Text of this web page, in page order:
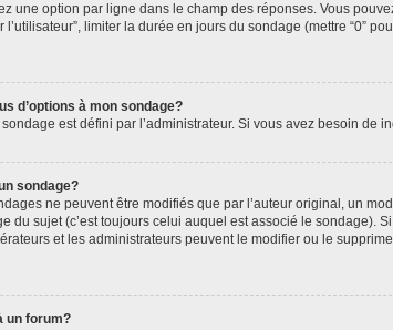
une option par ligne dans le champ des réponses. Vous
l’utilisateur”, limiter la durée en jours du sondage (mettre “0”
d’options à mon sondage?
est défini par l’administrateur. Si vous avez besoin de
sondage?
ne peuvent être modifiés que par l’auteur original, un
du sujet (c’est toujours celui auquel est associé le sondage).
et les administrateurs peuvent le modifier ou le
un forum?